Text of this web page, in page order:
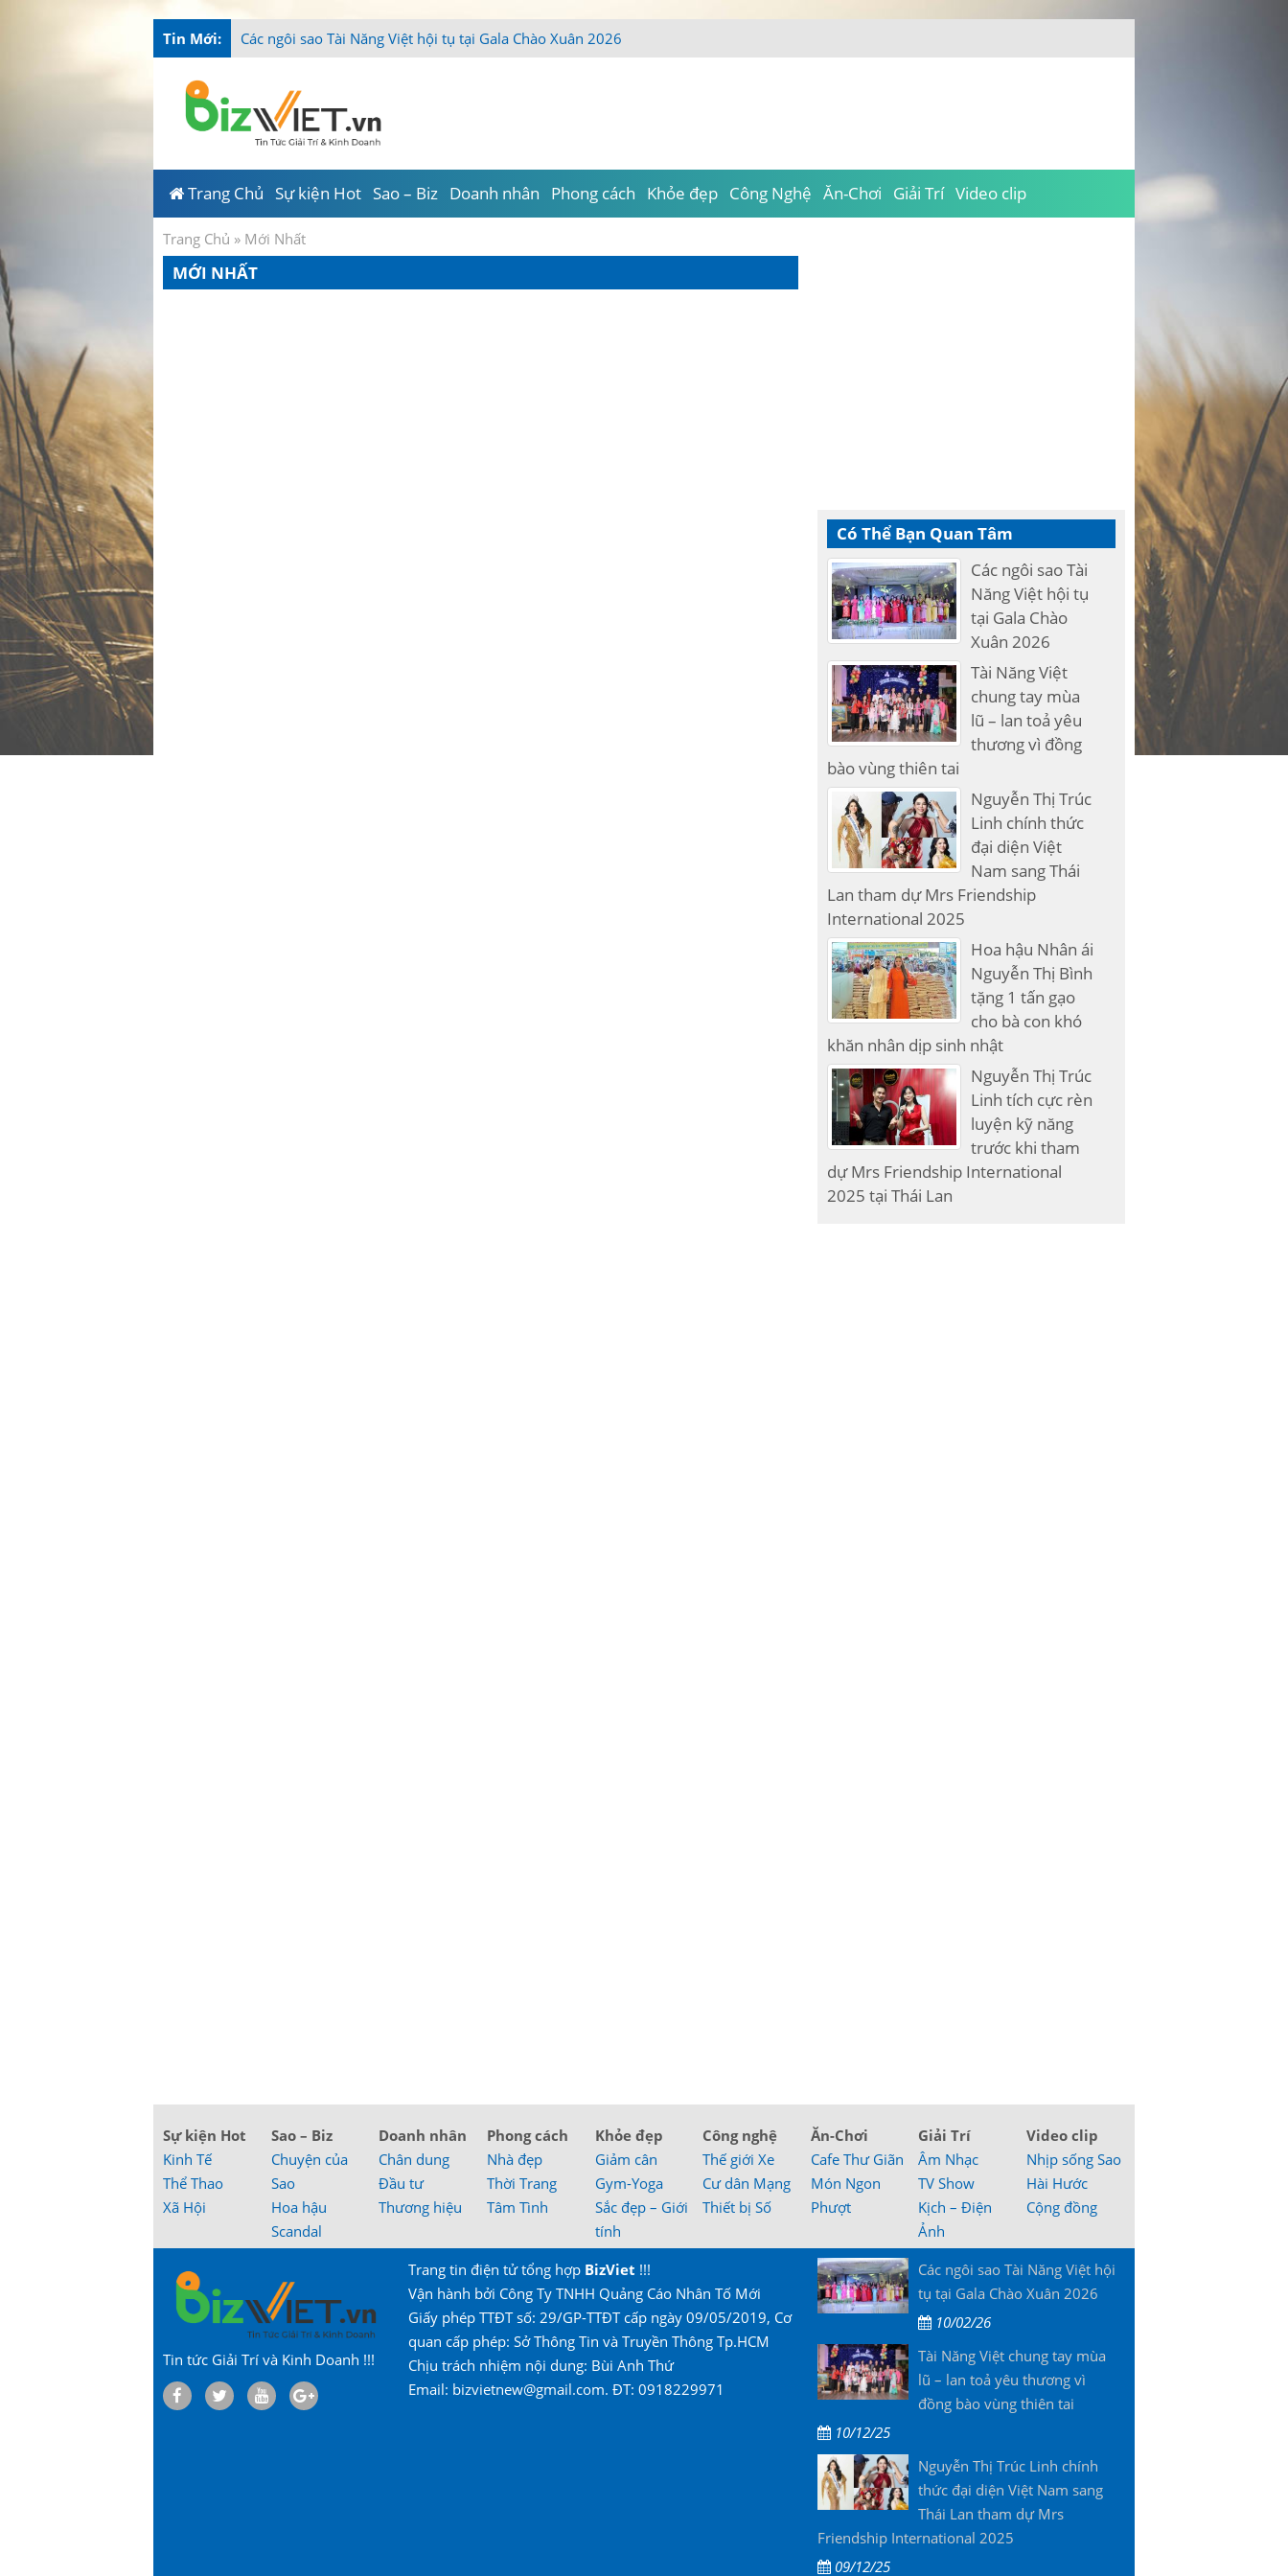
Tin Mới: Các ngôi sao Tài Năng Việt hội tụ tại Gala Chào Xuân 2026
Trang Chủ Sự kiện Hot Sao – Biz Doanh nhân Phong cách Khỏe đẹp Công Nghệ Ăn-Chơi Giải Trí Video clip
Trang Chủ » Mới Nhất
MỚI NHẤT
Có Thể Bạn Quan Tâm
Các ngôi sao Tài
Năng Việt hội tụ
tại Gala Chào
Xuân 2026
Tài Năng Việt
chung tay mùa
lũ – lan toả yêu
thương vì đồng
bào vùng thiên tai
Nguyễn Thị Trúc
Linh chính thức
đại diện Việt
Nam sang Thái
Lan tham dự Mrs Friendship
International 2025
Hoa hậu Nhân ái
Nguyễn Thị Bình
tặng 1 tấn gạo
cho bà con khó
khăn nhân dịp sinh nhật
Nguyễn Thị Trúc
Linh tích cực rèn
luyện kỹ năng
trước khi tham
dự Mrs Friendship International
2025 tại Thái Lan
Sự kiện Hot
Kinh Tế
Thể Thao
Xã Hội
Sao – Biz
Chuyện của
Sao
Hoa hậu
Scandal
Doanh nhân
Chân dung
Đầu tư
Thương hiệu
Phong cách
Nhà đẹp
Thời Trang
Tâm Tình
Khỏe đẹp
Giảm cân
Gym-Yoga
Sắc đẹp – Giới
tính
Công nghệ
Thế giới Xe
Cư dân Mạng
Thiết bị Số
Ăn-Chơi
Cafe Thư Giãn
Món Ngon
Phượt
Giải Trí
Âm Nhạc
TV Show
Kịch – Điện
Ảnh
Video clip
Nhịp sống Sao
Hài Hước
Cộng đồng
Tin tức Giải Trí và Kinh Doanh !!!
Trang tin điện tử tổng hợp BizViet !!!
Vận hành bởi Công Ty TNHH Quảng Cáo Nhân Tố Mới
Giấy phép TTĐT số: 29/GP-TTĐT cấp ngày 09/05/2019, Cơ
quan cấp phép: Sở Thông Tin và Truyền Thông Tp.HCM
Chịu trách nhiệm nội dung: Bùi Anh Thứ
Email: bizvietnew@gmail.com. ĐT: 0918229971
Các ngôi sao Tài Năng Việt hội
tụ tại Gala Chào Xuân 2026
10/02/26
Tài Năng Việt chung tay mùa
lũ – lan toả yêu thương vì
đồng bào vùng thiên tai
10/12/25
Nguyễn Thị Trúc Linh chính
thức đại diện Việt Nam sang
Thái Lan tham dự Mrs
Friendship International 2025
09/12/25